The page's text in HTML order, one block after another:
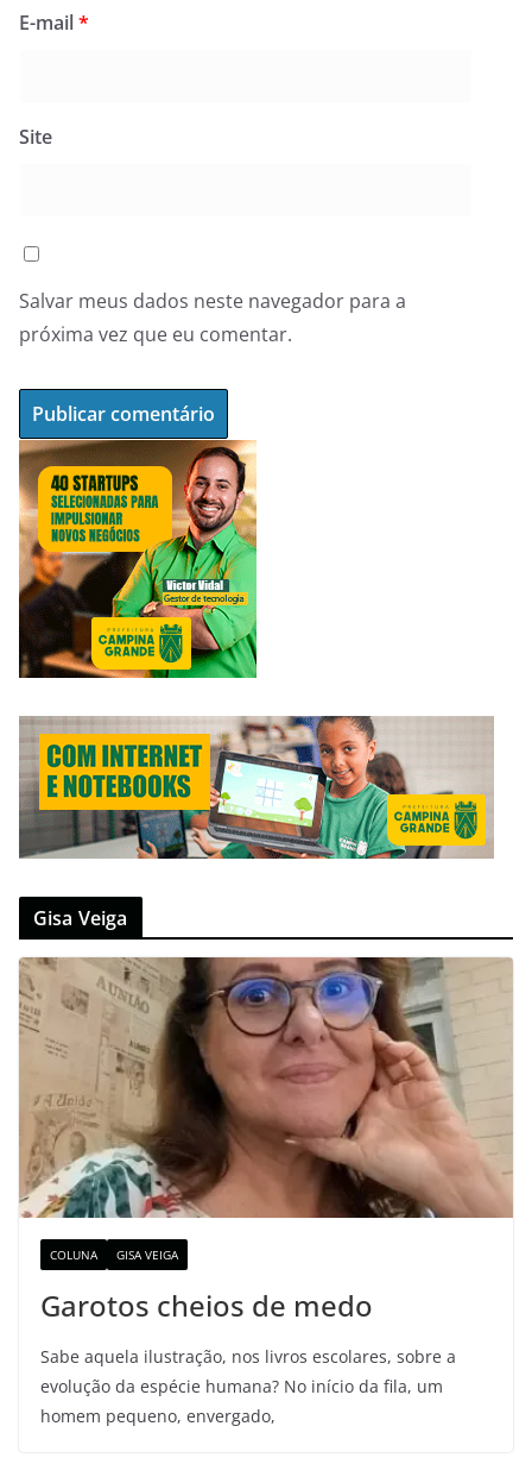
E-mail*
Site
Salvar meus dados neste navegador para a
próxima vez que eu comentar.
Gisa Veiga
COLUNA GISA VEIGA
Garotos cheios de medo
Sabe aquela ilustração, nos livros escolares, sobre a
evolução da espécie humana? No início da fila, um
homem pequeno, envergado,